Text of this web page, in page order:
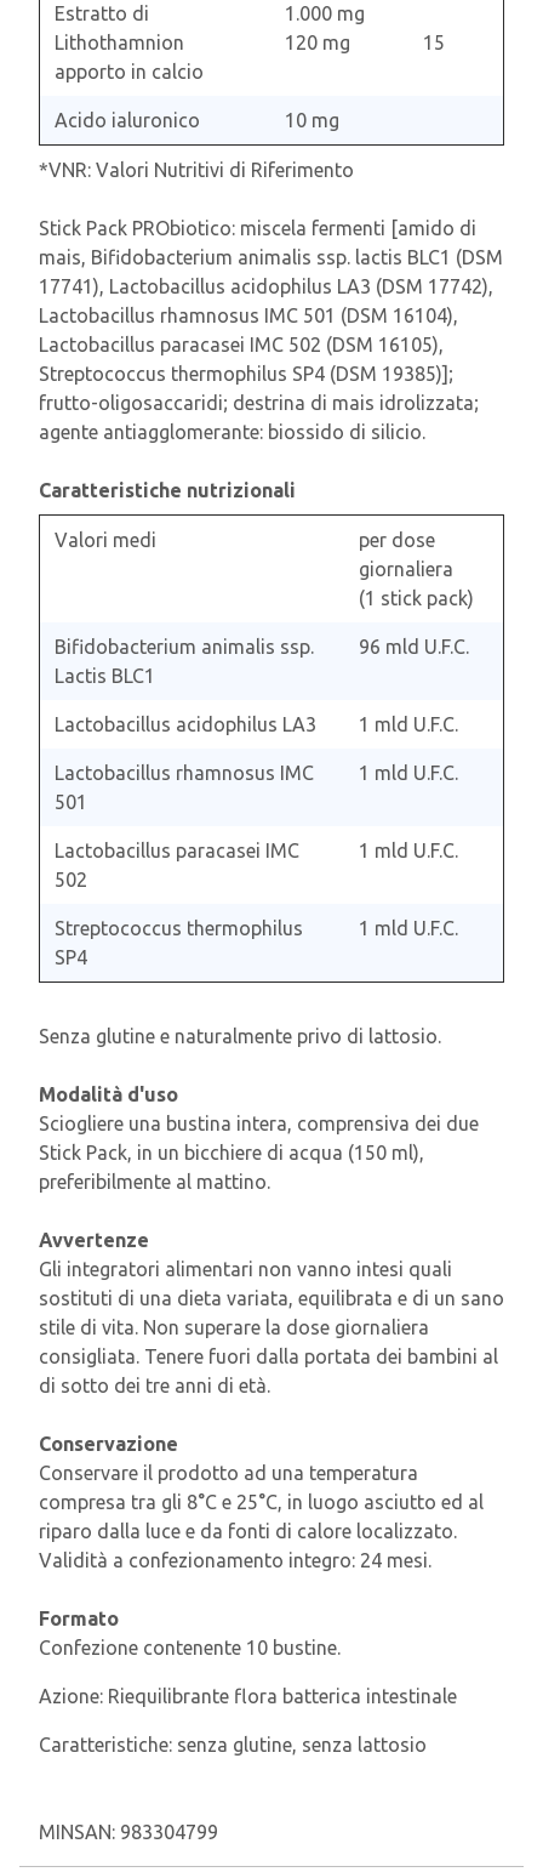
Estratto di
Lithothamnion
apporto in calcio
1.000 mg
120 mg
15
Acido ialuronico 10 mg
*VNR: Valori Nutritivi di Riferimento
Stick Pack PRObiotico: miscela fermenti [amido di
mais, Bifidobacterium animalis ssp. lactis BLC1 (DSM
17741), Lactobacillus acidophilus LA3 (DSM 17742),
Lactobacillus rhamnosus IMC 501 (DSM 16104),
Lactobacillus paracasei IMC 502 (DSM 16105),
Streptococcus thermophilus SP4 (DSM 19385)];
frutto-oligosaccaridi; destrina di mais idrolizzata;
agente antiagglomerante: biossido di silicio.
Caratteristiche nutrizionali
Valori medi
per dose
giornaliera
(1 stick pack)
Bifidobacterium animalis ssp.
Lactis BLC1
96 mld U.F.C.
Lactobacillus acidophilus LA3 1 mld U.F.C.
Lactobacillus rhamnosus IMC
501
1 mld U.F.C.
Lactobacillus paracasei IMC
502
1 mld U.F.C.
Streptococcus thermophilus
SP4
1 mld U.F.C.
Senza glutine e naturalmente privo di lattosio.
Modalità d'uso
Sciogliere una bustina intera, comprensiva dei due
Stick Pack, in un bicchiere di acqua (150 ml),
preferibilmente al mattino.
Avvertenze
Gli integratori alimentari non vanno intesi quali
sostituti di una dieta variata, equilibrata e di un sano
stile di vita. Non superare la dose giornaliera
consigliata. Tenere fuori dalla portata dei bambini al
di sotto dei tre anni di età.
Conservazione
Conservare il prodotto ad una temperatura
compresa tra gli 8°C e 25°C, in luogo asciutto ed al
riparo dalla luce e da fonti di calore localizzato.
Validità a confezionamento integro: 24 mesi.
Formato
Confezione contenente 10 bustine.
Azione: Riequilibrante flora batterica intestinale
Caratteristiche: senza glutine, senza lattosio
MINSAN: 983304799